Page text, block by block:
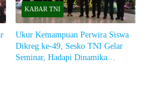
KABAR TNI
Ukur Kemampuan Perwira Siswa
Dikreg ke-49, Sesko TNI Gelar
Seminar, Hadapi Dinamika